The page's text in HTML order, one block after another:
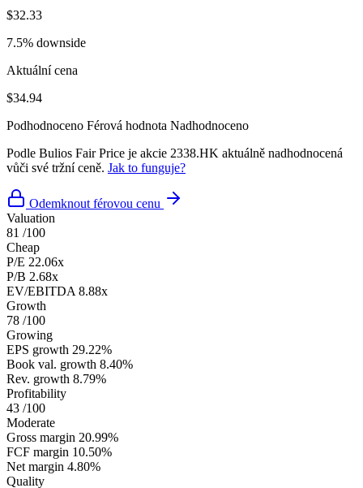
$32.33
7.5% downside
Aktuální cena
$34.94
Podhodnoceno Férová hodnota Nadhodnoceno
Podle Bulios Fair Price je akcie 2338.HK aktuálně nadhodnocená
vůči své tržní ceně. Jak to funguje?
Odemknout férovou cenu
Valuation
81 /100
Cheap
P/E 22.06x
P/B 2.68x
EV/EBITDA 8.88x
Growth
78 /100
Growing
EPS growth 29.22%
Book val. growth 8.40%
Rev. growth 8.79%
Profitability
43 /100
Moderate
Gross margin 20.99%
FCF margin 10.50%
Net margin 4.80%
Quality